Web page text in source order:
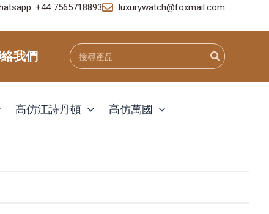
+44 7565718893 luxurywatch@foxmail.com
我們
Search
for:
高仿江詩丹頓 高仿萬國